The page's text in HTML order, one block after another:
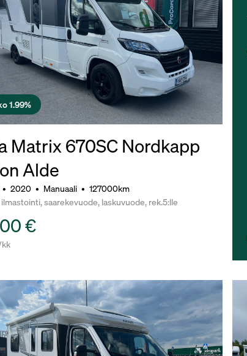
1.99%
Matrix 670SC Nordkapp
Alde
• 2020 • Manuaali • 127000km
saarekevuode, laskuvuode, rek.5:lle
€